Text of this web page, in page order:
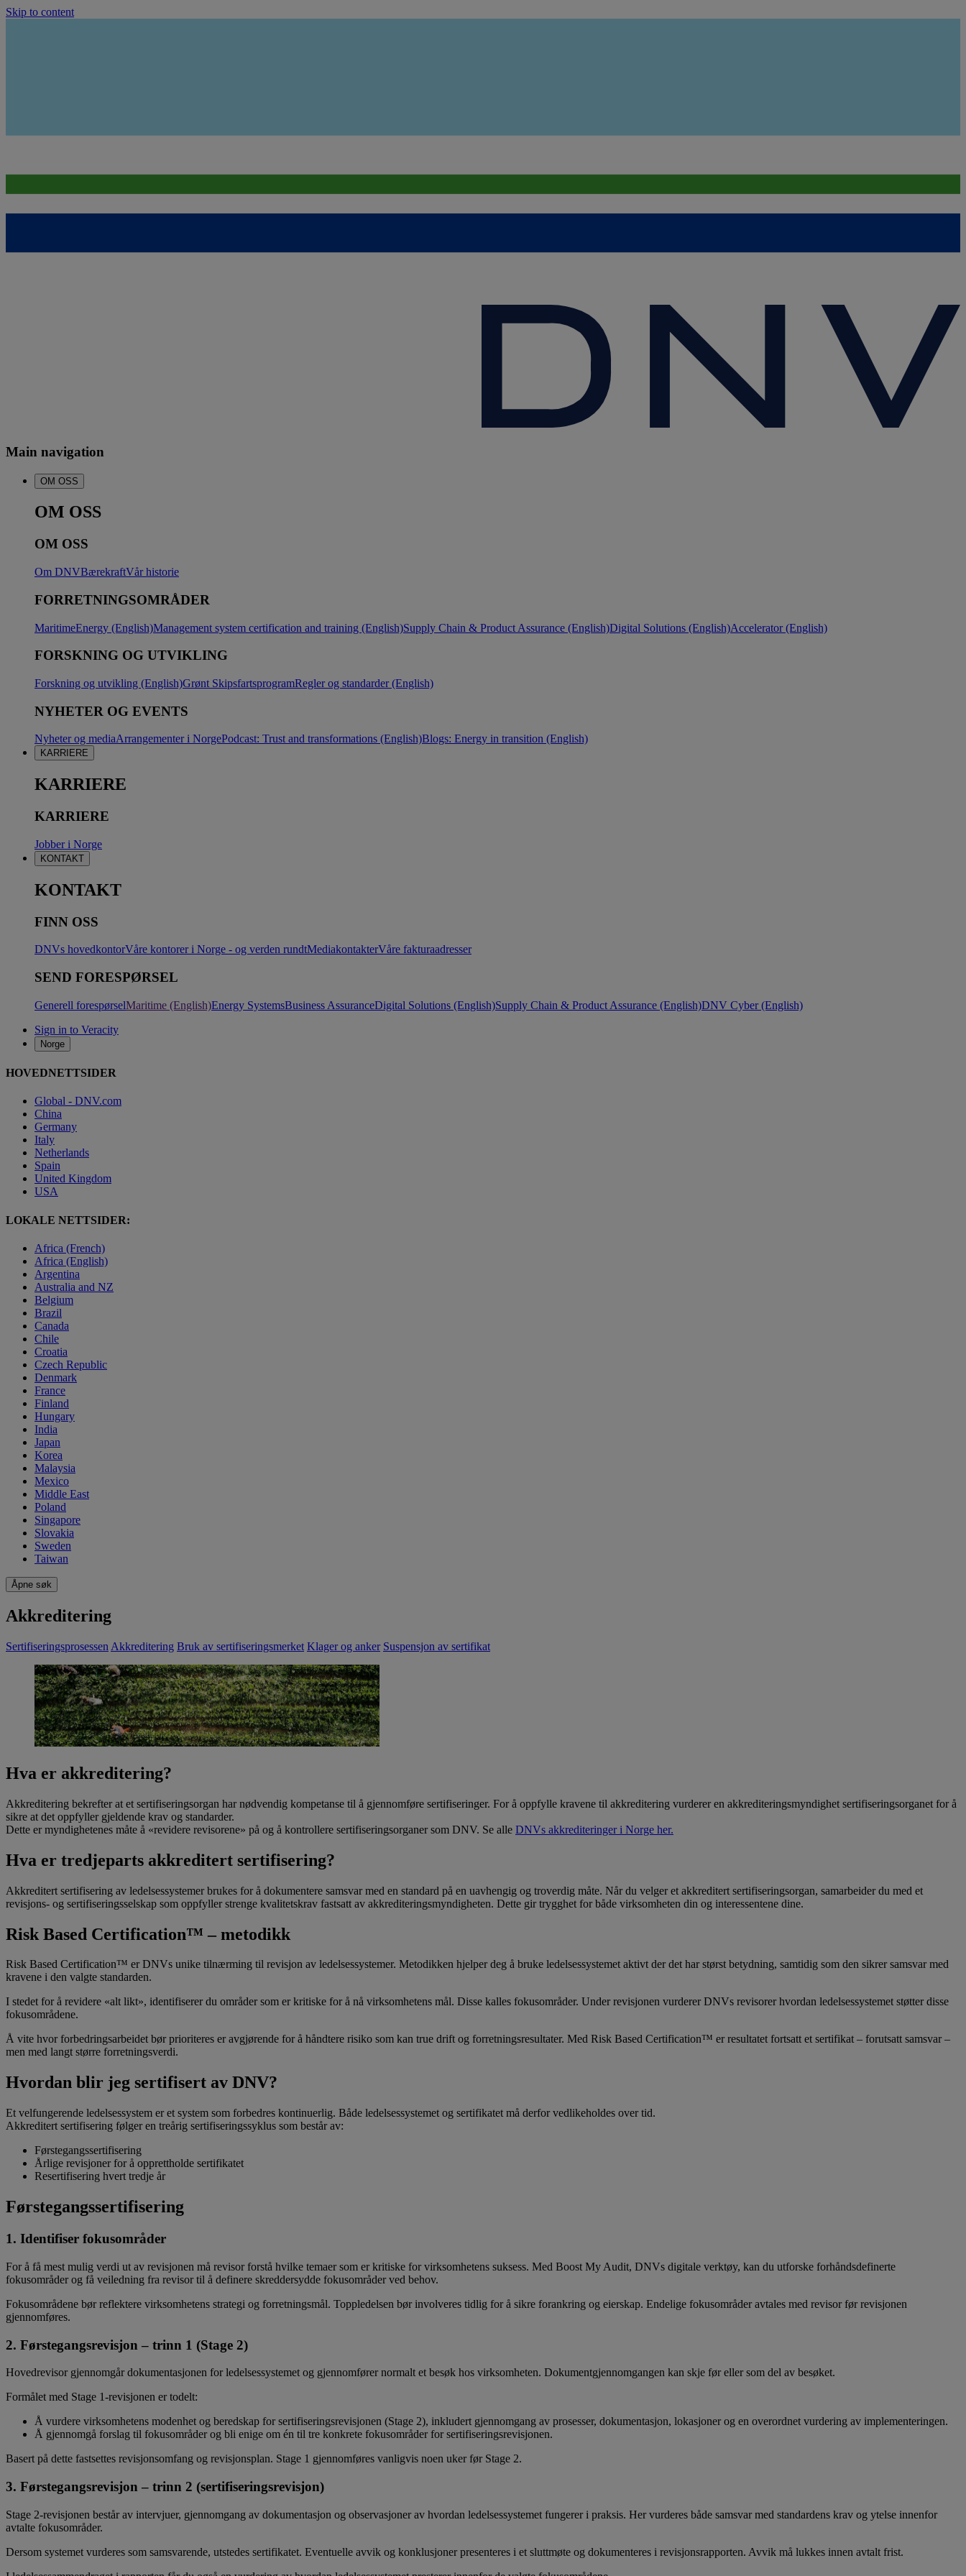
Skip to content
Main navigation
OM OSS
OM OSS
OM OSS
Om DNVBærekraftVår historie
FORRETNINGSOMRÅDER
MaritimeEnergy (English)Management system certification and training (English)Supply Chain & Product Assurance (English)Digital Solutions (English)Accelerator (English)
FORSKNING OG UTVIKLING
Forskning og utvikling (English)Grønt SkipsfartsprogramRegler og standarder (English)
NYHETER OG EVENTS
Nyheter og mediaArrangementer i NorgePodcast: Trust and transformations (English)Blogs: Energy in transition (English)
KARRIERE
KARRIERE
KARRIERE
Jobber i Norge
KONTAKT
KONTAKT
FINN OSS
DNVs hovedkontorVåre kontorer i Norge - og verden rundtMediakontakterVåre fakturaadresser
SEND FORESPØRSEL
Generell forespørselMaritime (English)Energy SystemsBusiness AssuranceDigital Solutions (English)Supply Chain & Product Assurance (English)DNV Cyber (English)
Sign in to Veracity
Norge
HOVEDNETTSIDER
Global - DNV.com
China
Germany
Italy
Netherlands
Spain
United Kingdom
USA
LOKALE NETTSIDER:
Africa (French)
Africa (English)
Argentina
Australia and NZ
Belgium
Brazil
Canada
Chile
Croatia
Czech Republic
Denmark
France
Finland
Hungary
India
Japan
Korea
Malaysia
Mexico
Middle East
Poland
Singapore
Slovakia
Sweden
Taiwan
Åpne søk
Akkreditering
Sertifiseringsprosessen Akkreditering Bruk av sertifiseringsmerket Klager og anker Suspensjon av sertifikat
Hva er akkreditering?
Akkreditering bekrefter at et sertifiseringsorgan har nødvendig kompetanse til å gjennomføre sertifiseringer. For å oppfylle kravene til akkreditering vurderer en akkrediteringsmyndighet sertifiseringsorganet for å
sikre at det oppfyller gjeldende krav og standarder.
Dette er myndighetenes måte å «revidere revisorene» på og å kontrollere sertifiseringsorganer som DNV. Se alle DNVs akkrediteringer i Norge her.
Hva er tredjeparts akkreditert sertifisering?
Akkreditert sertifisering av ledelsessystemer brukes for å dokumentere samsvar med en standard på en uavhengig og troverdig måte. Når du velger et akkreditert sertifiseringsorgan, samarbeider du med et
revisjons- og sertifiseringsselskap som oppfyller strenge kvalitetskrav fastsatt av akkrediteringsmyndigheten. Dette gir trygghet for både virksomheten din og interessentene dine.
Risk Based Certification™ – metodikk
Risk Based Certification™ er DNVs unike tilnærming til revisjon av ledelsessystemer. Metodikken hjelper deg å bruke ledelsessystemet aktivt der det har størst betydning, samtidig som den sikrer samsvar med
kravene i den valgte standarden.
I stedet for å revidere «alt likt», identifiserer du områder som er kritiske for å nå virksomhetens mål. Disse kalles fokusområder. Under revisjonen vurderer DNVs revisorer hvordan ledelsessystemet støtter disse
fokusområdene.
Å vite hvor forbedringsarbeidet bør prioriteres er avgjørende for å håndtere risiko som kan true drift og forretningsresultater. Med Risk Based Certification™ er resultatet fortsatt et sertifikat – forutsatt samsvar –
men med langt større forretningsverdi.
Hvordan blir jeg sertifisert av DNV?
Et velfungerende ledelsessystem er et system som forbedres kontinuerlig. Både ledelsessystemet og sertifikatet må derfor vedlikeholdes over tid.
Akkreditert sertifisering følger en treårig sertifiseringssyklus som består av:
Førstegangssertifisering
Årlige revisjoner for å opprettholde sertifikatet
Resertifisering hvert tredje år
Førstegangssertifisering
1. Identifiser fokusområder
For å få mest mulig verdi ut av revisjonen må revisor forstå hvilke temaer som er kritiske for virksomhetens suksess. Med Boost My Audit, DNVs digitale verktøy, kan du utforske forhåndsdefinerte
fokusområder og få veiledning fra revisor til å definere skreddersydde fokusområder ved behov.
Fokusområdene bør reflektere virksomhetens strategi og forretningsmål. Toppledelsen bør involveres tidlig for å sikre forankring og eierskap. Endelige fokusområder avtales med revisor før revisjonen
gjennomføres.
2. Førstegangsrevisjon – trinn 1 (Stage 2)
Hovedrevisor gjennomgår dokumentasjonen for ledelsessystemet og gjennomfører normalt et besøk hos virksomheten. Dokumentgjennomgangen kan skje før eller som del av besøket.
Formålet med Stage 1‑revisjonen er todelt:
Å vurdere virksomhetens modenhet og beredskap for sertifiseringsrevisjonen (Stage 2), inkludert gjennomgang av prosesser, dokumentasjon, lokasjoner og en overordnet vurdering av implementeringen.
Å gjennomgå forslag til fokusområder og bli enige om én til tre konkrete fokusområder for sertifiseringsrevisjonen.
Basert på dette fastsettes revisjonsomfang og revisjonsplan. Stage 1 gjennomføres vanligvis noen uker før Stage 2.
3. Førstegangsrevisjon – trinn 2 (sertifiseringsrevisjon)
Stage 2‑revisjonen består av intervjuer, gjennomgang av dokumentasjon og observasjoner av hvordan ledelsessystemet fungerer i praksis. Her vurderes både samsvar med standardens krav og ytelse innenfor
avtalte fokusområder.
Dersom systemet vurderes som samsvarende, utstedes sertifikatet. Eventuelle avvik og konklusjoner presenteres i et sluttmøte og dokumenteres i revisjonsrapporten. Avvik må lukkes innen avtalt frist.